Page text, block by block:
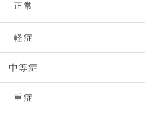
正常
軽症
中等症
重症